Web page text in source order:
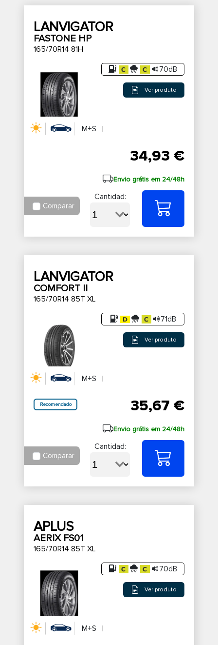
LANVIGATOR
FASTONE HP
165/70R14 81H
70dB
Ver produto
M+S
34,93 €
Envio grátis em 24/48h
Comparar
Cantidad:
LANVIGATOR
COMFORT II
165/70R14 85T XL
71dB
Ver produto
M+S
Recomendado 35,67 €
Envio grátis em 24/48h
Comparar
Cantidad:
APLUS
AERIX FS01
165/70R14 85T XL
70dB
Ver produto
M+S